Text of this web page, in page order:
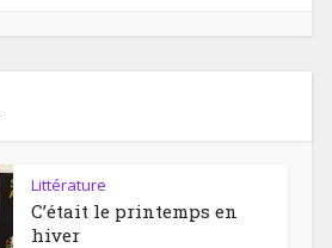
Littérature
C’était le printemps en
hiver